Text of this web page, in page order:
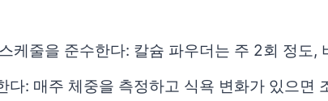
케줄을 준수한다: 칼슘 파우더는 주 2회 정도
다: 매주 체중을 측정하고 식욕 변화가 있으면